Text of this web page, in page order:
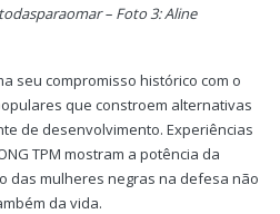
– Foto 3: Aline
seu compromisso histórico com o
que constroem alternativas
de desenvolvimento. Experiências
TPM mostram a potência da
das mulheres negras na defesa não
da vida.